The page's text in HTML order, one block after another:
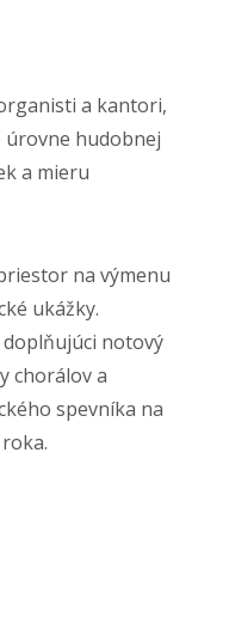
a kantori,
úrovne hudobnej
a mieru
na výmenu
ukážky.
notový
chorálov a
spevníka na